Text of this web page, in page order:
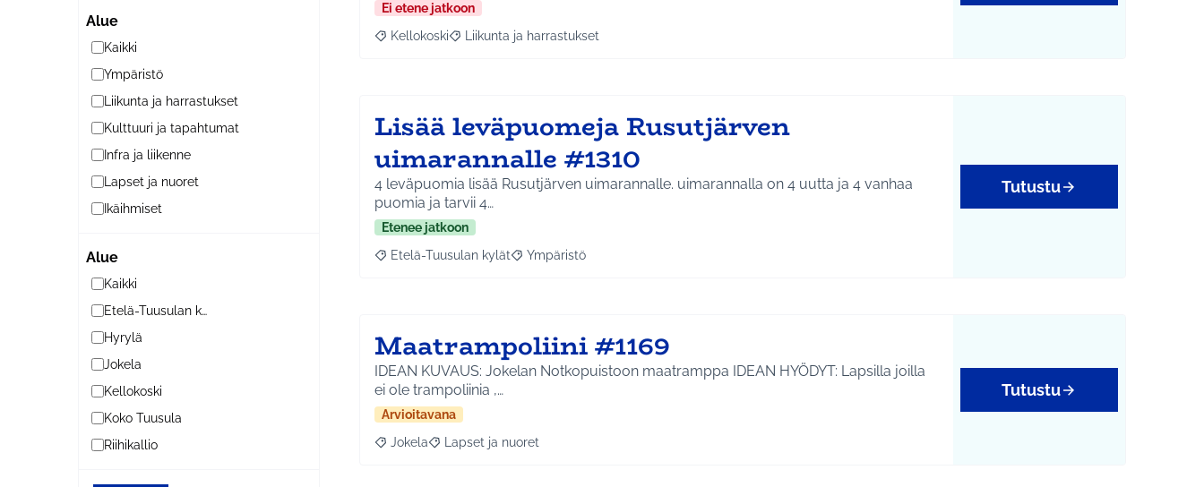
Alue
Kaikki
Ympäristö
Liikunta ja harrastukset
Kulttuuri ja tapahtumat
Infra ja liikenne
Lapset ja nuoret
Ikäihmiset
Alue
Kaikki
Etelä-Tuusulan kylät
Hyrylä
Jokela
Kellokoski
Koko Tuusula
Riihikallio
Ei etene jatkoon
Rajaa tulokset aihepiirin mukaan: Kellokoski
Kellokoski Rajaa tulokset teeman mukaan: Liikunta ja harrastukset
Liikunta ja harrastukset
Lisää leväpuomeja Rusutjärven
uimarannalle #1310
4 leväpuomia lisää Rusutjärven uimarannalle. uimarannalla on 4 uutta ja 4 vanhaa
puomia ja tarvii 4…
Etenee jatkoon
Rajaa tulokset aihepiirin mukaan: Etelä-Tuusulan kylät
Etelä-Tuusulan kylät Rajaa tulokset teeman mukaan: Ympäristö
Ympäristö
Tutustu
Maatrampoliini #1169
IDEAN KUVAUS: Jokelan Notkopuistoon maatramppa IDEAN HYÖDYT: Lapsilla joilla
ei ole trampoliinia ,…
Arvioitavana
Rajaa tulokset aihepiirin mukaan: Jokela
Jokela Rajaa tulokset teeman mukaan: Lapset ja nuoret
Lapset ja nuoret
Tutustu